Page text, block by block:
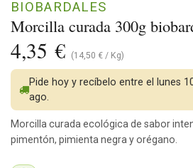
Morcilla curada 300g
BIOBARDALES
4,35 € (14,50 € / Kg)
Pide hoy y recíbelo entre el lunes
ago.
Morcilla curada ecológica de sabor
pimentón, pimienta negra y orégano.